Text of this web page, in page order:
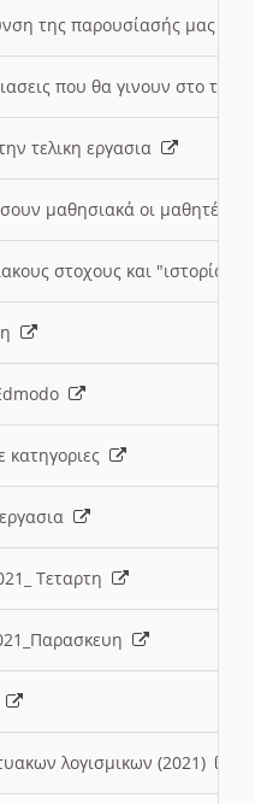
της παρουσίασής μας
που θα γινουν στο
τελικη εργασια
μαθησιακά οι μαθητές/
στοχους και "ιστορία"
κατηγοριες
Τεταρτη
λογισμικων (2021)